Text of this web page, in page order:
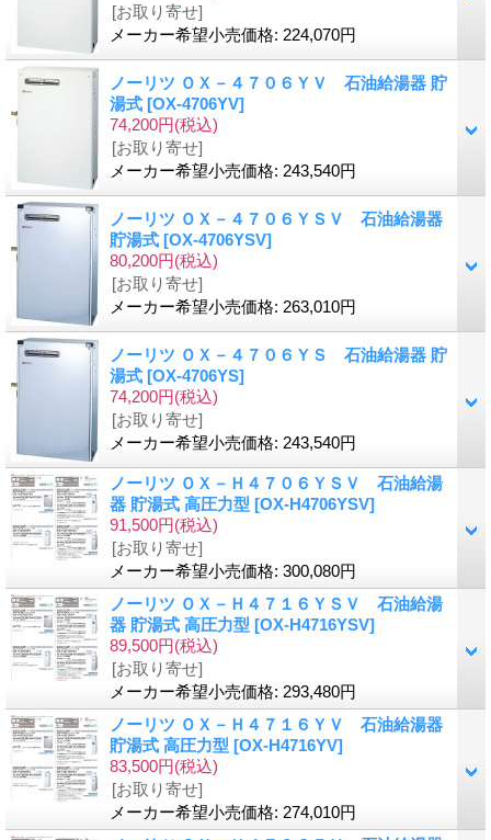
[お取り寄せ]
メーカー希望小売価格: 224,070円
ノーリツ ＯＸ－４７０６ＹＶ 石油給湯器 貯
湯式 [OX-4706YV]
74,200円(税込)
[お取り寄せ]
メーカー希望小売価格: 243,540円
ノーリツ ＯＸ－４７０６ＹＳＶ 石油給湯器
貯湯式 [OX-4706YSV]
80,200円(税込)
[お取り寄せ]
メーカー希望小売価格: 263,010円
ノーリツ ＯＸ－４７０６ＹＳ 石油給湯器 貯
湯式 [OX-4706YS]
74,200円(税込)
[お取り寄せ]
メーカー希望小売価格: 243,540円
ノーリツ ＯＸ－Ｈ４７０６ＹＳＶ 石油給湯
器 貯湯式 高圧力型 [OX-H4706YSV]
91,500円(税込)
[お取り寄せ]
メーカー希望小売価格: 300,080円
ノーリツ ＯＸ－Ｈ４７１６ＹＳＶ 石油給湯
器 貯湯式 高圧力型 [OX-H4716YSV]
89,500円(税込)
[お取り寄せ]
メーカー希望小売価格: 293,480円
ノーリツ ＯＸ－Ｈ４７１６ＹＶ 石油給湯器
貯湯式 高圧力型 [OX-H4716YV]
83,500円(税込)
[お取り寄せ]
メーカー希望小売価格: 274,010円